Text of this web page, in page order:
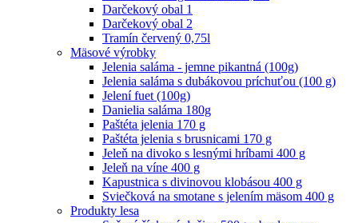
Darčekový obal 1
Darčekový obal 2
Tramín červený 0,75l
Mäsové výrobky
Jelenia saláma - jemne pikantná (100g)
Jelenia saláma s dubákovou príchuťou (100 g)
Jelení fuet (100g)
Danielia saláma 180g
Paštéta jelenia 170 g
Paštéta jelenia s brusnicami 170 g
Jeleň na divoko s lesnými hríbami 400 g
Jeleň na víne 400 g
Kapustnica s divinovou klobásou 400 g
Sviečková na smotane s jelením mäsom 400 g
Produkty lesa